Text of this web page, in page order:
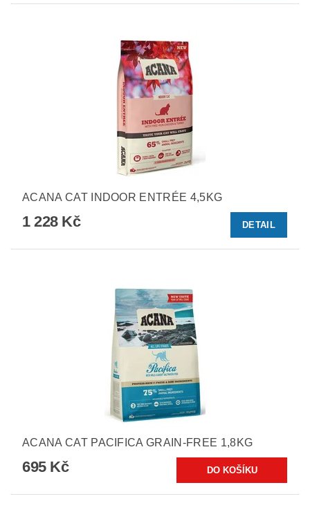
ACANA CAT INDOOR ENTRÉE 4,5KG
1 228 Kč DETAIL
ACANA CAT PACIFICA GRAIN-FREE 1,8KG
695 Kč